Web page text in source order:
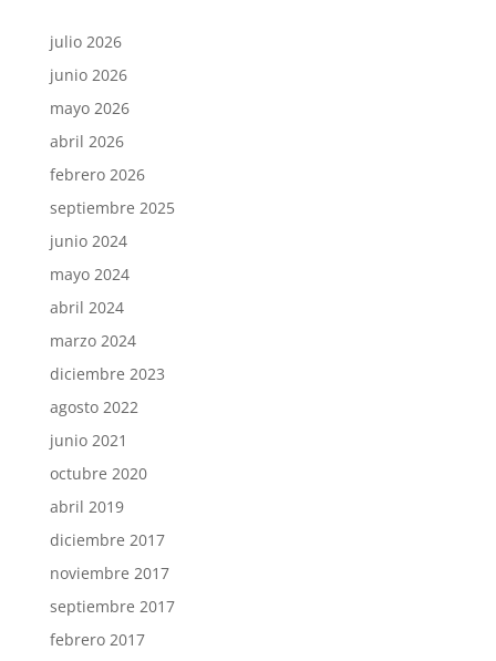
julio 2026
junio 2026
mayo 2026
abril 2026
febrero 2026
septiembre 2025
junio 2024
mayo 2024
abril 2024
marzo 2024
diciembre 2023
agosto 2022
junio 2021
octubre 2020
abril 2019
diciembre 2017
noviembre 2017
septiembre 2017
febrero 2017